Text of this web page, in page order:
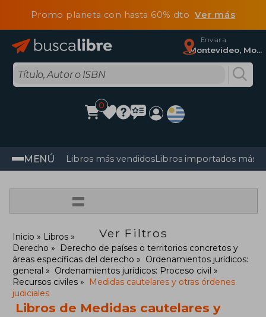
Promo planeta con hasta 60% dtoVer más
Enviar a
Montevideo, Montevideo
0
MENÚ Libros más vendidosLibros importados más
=
Ver Filtros
Inicio
Libros
Derecho
Derecho de países o territorios concretos y
áreas específicas del derecho
Ordenamientos jurídicos:
general
Ordenamientos jurídicos: Proceso civil
Recursos civiles
Medidas cautelares y otras órdenes
judiciales
Libros de Medidas cautelares y